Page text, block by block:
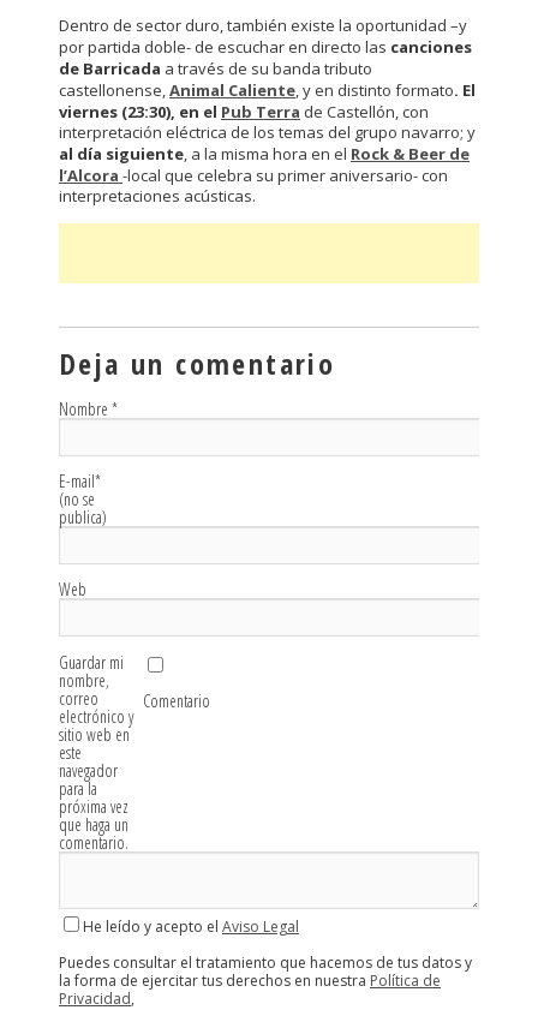
Dentro de sector duro, también existe la oportunidad –y
por partida doble- de escuchar en directo las canciones
de Barricada a través de su banda tributo
castellonense,Animal Caliente, y en distinto formato. El
viernes (23:30), en el Pub Terra de Castellón, con
interpretación eléctrica de los temas del grupo navarro; y
al día siguiente, a la misma hora en el Rock & Beer de
l’Alcora -local que celebra su primer aniversario-con
interpretaciones acústicas.
Deja un comentario
Nombre *
E-mail*
(no se
publica)
Web
Guardar mi
nombre,
correo
electrónico y
sitio web en
este
navegador
para la
próxima vez
que haga un
comentario.
Comentario
He leído y acepto el Aviso Legal
Puedes consultar el tratamiento que hacemos de tus datos y
la forma de ejercitar tus derechos en nuestra Política de
Privacidad,